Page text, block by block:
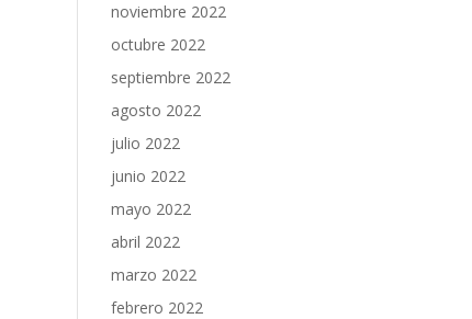
noviembre 2022
octubre 2022
septiembre 2022
agosto 2022
julio 2022
junio 2022
mayo 2022
abril 2022
marzo 2022
febrero 2022